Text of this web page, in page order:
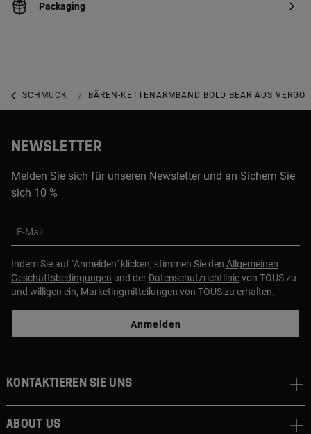
Packaging
SCHMUCK SCHMUCK MIT EDELSTEINEN
BÄREN-KETTENARMBAND BOLD BEAR AUS
NEWSLETTER
Melden Sie sich für unseren Newsletter und an Sichern Sie
sich 10 %
E-Mail
Indem Sie auf "Anmelden" klicken, stimmen Sie den Allgemeinen
Geschäftsbedingungen und der Datenschutzrichtlinievon TOUS zu
und willigen ein, Marketingmitteilungen von TOUS zu erhalten.
Anmelden
Kontaktieren sie uns
About us